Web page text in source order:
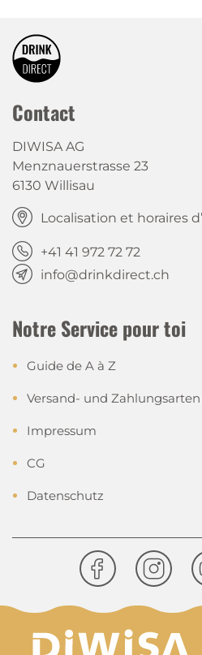
Contact
DIWISA AG
Menznauerstrasse 23
6130 Willisau
Localisation et horaires
+41 41 972 72 72
info@drinkdirect.ch
Notre Service pour toi
Guide de A à Z
Versand- und Zahlungsarten
Impressum
CG
Datenschutz